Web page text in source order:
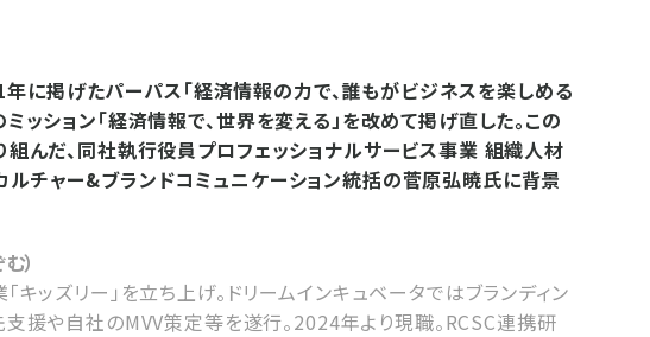
に掲げたパーパス「経済情報の力で、誰もがビジネスを楽しめる
ッション「経済情報で、世界を変える」を改めて掲げ直した。この
組んだ、同社執行役員プロフェッショナルサービス事業 組織人材
チャー&ブランドコミュニケーション統括の菅原弘暁氏に背景
）
キッズリー」を立ち上げ。ドリームインキュベータではブランディン
援や自社のMVV策定等を遂行。2024年より現職。RCSC連携研